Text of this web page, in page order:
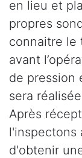
en lieu et
propres
connaitre le
avant
de pression
sera
Après
l'inspectons
d'obtenir